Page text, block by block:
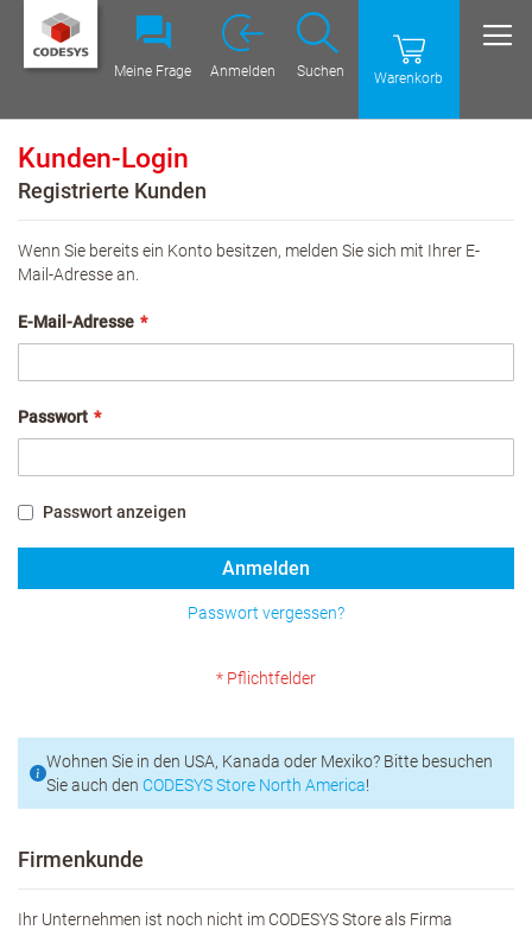
Warenkorb
Suchen
Meine Frage Anmelden
Kunden-Login
Registrierte Kunden
Wenn Sie bereits ein Konto besitzen, melden Sie sich mit Ihrer E-
Mail-Adresse an.
E-Mail-Adresse
Passwort
Passwort anzeigen
Anmelden
Passwort vergessen?
Wohnen Sie in den USA, Kanada oder Mexiko? Bitte besuchen
Sie auch den CODESYS Store North America!
Firmenkunde
Ihr Unternehmen ist noch nicht im CODESYS Store als Firma